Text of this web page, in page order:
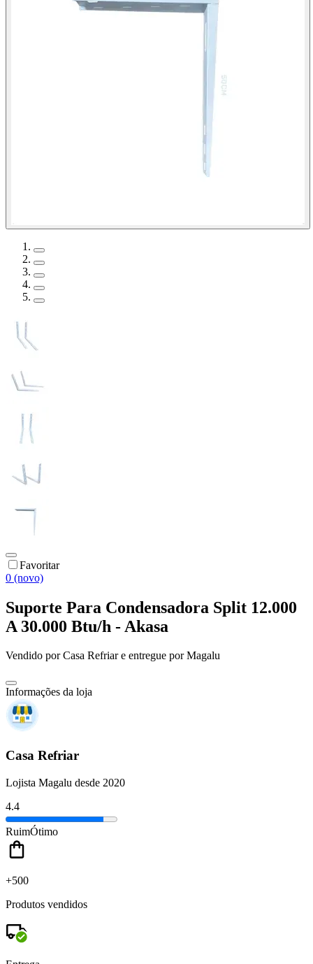
Favoritar
0 (novo)
Suporte Para Condensadora Split 12.000
A 30.000 Btu/h - Akasa
Vendido porCasa Refriare entregue por Magalu
Informações da loja
Casa Refriar
Lojista Magalu desde 2020
4.4
RuimÓtimo
+500
Produtos vendidos